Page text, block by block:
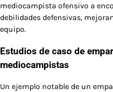
mediocampista ofensivo a
debilidades defensivas,
equipo.
Estudios de caso de
mediocampistas
Un ejemplo notable de un